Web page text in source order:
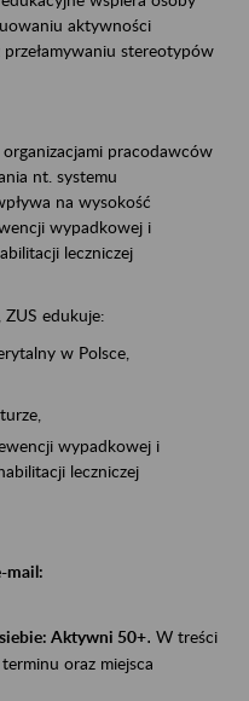
aktywności
stereotypów
pracodawców
nt. systemu
na wysokość
wypadkowej i
leczniczej
edukuje:
w Polsce,
wypadkowej i
leczniczej
mail:
Aktywni 50+. W treści
oraz miejsca